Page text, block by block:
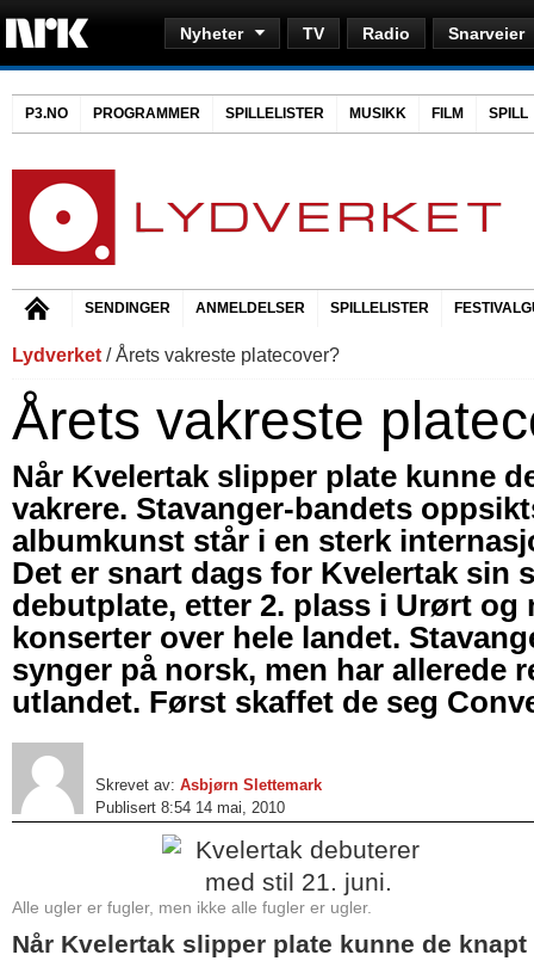
Nyheter TV Radio Snarveier
P3.NO PROGRAMMER SPILLELISTER MUSIKK FILM SPILL
SENDINGER ANMELDELSER SPILLELISTER
Lydverket / Årets vakreste platecover?
Årets vakreste
Når Kvelertak slipper plate kunne
vakrere. Stavanger-bandets
albumkunst står i en sterk
Det er snart dags for Kvelertak sin
debutplate, etter 2. plass i Urørt og
konserter over hele landet.
synger på norsk, men har allerede
utlandet. Først skaffet de seg
Skrevet av: Asbjørn Slettemark
Publisert 8:54 14 mai, 2010
Alle ugler er fugler, men ikke alle fugler er ugler.
Når Kvelertak slipper plate kunne de